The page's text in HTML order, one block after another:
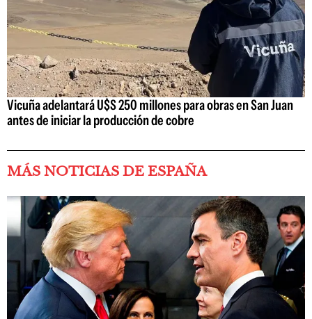
Vicuña adelantará U$S 250 millones para obras en San Juan
antes de iniciar la producción de cobre
MÁS NOTICIAS DE ESPAÑA